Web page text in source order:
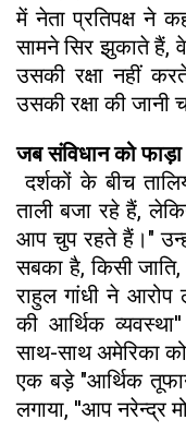
में नेता प्रतिपक्ष ने
सामने सिर झुकाते हैं,
उसकी रक्षा नहीं
उसकी रक्षा की जानी
जब संविधान को
दर्शकों के बीच
ताली बजा रहे हैं,
आप चुप रहते हैं।"
सबका है, किसी
राहुल गांधी ने आरोप
की आर्थिक
साथ-साथ अमेरिका
एक बड़े "आर्थिक
लगाया, ''आप नरेन्द्र